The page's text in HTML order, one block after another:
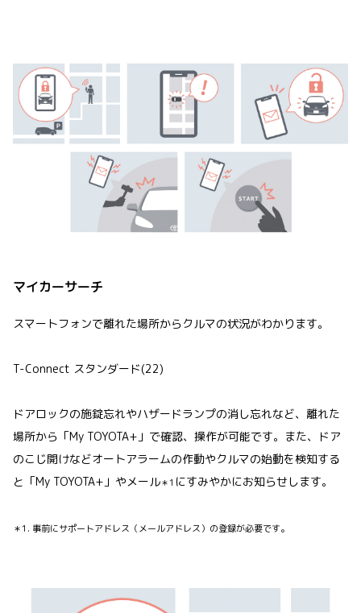
マイカーサーチ
スマートフォンで離れた場所からクルマの状況がわかります。
T-Connect スタンダード(22)
ドアロックの施錠忘れやハザードランプの消し忘れなど、離れた
場所から「My TOYOTA+」で確認、操作が可能です。また、ドア
のこじ開けなどオートアラームの作動やクルマの始動を検知する
と「My TOYOTA+」やメール＊1 にすみやかにお知らせします。
＊1. 事前にサポートアドレス（メールアドレス）の登録が必要です。